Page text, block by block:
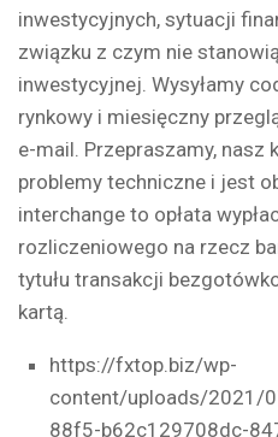
inwestycyjnych, sytuacji
związku z czym nie
inwestycyjnej. Wysyłamy
rynkowy i miesięczny
e-mail. Przepraszamy, nasz
problemy techniczne i jest
interchange to opłata
rozliczeniowego na rzecz
tytułu transakcji
kartą.
https://fxtop.biz/wp-
content/uploads/2021/
88f5-b62c129708dc-